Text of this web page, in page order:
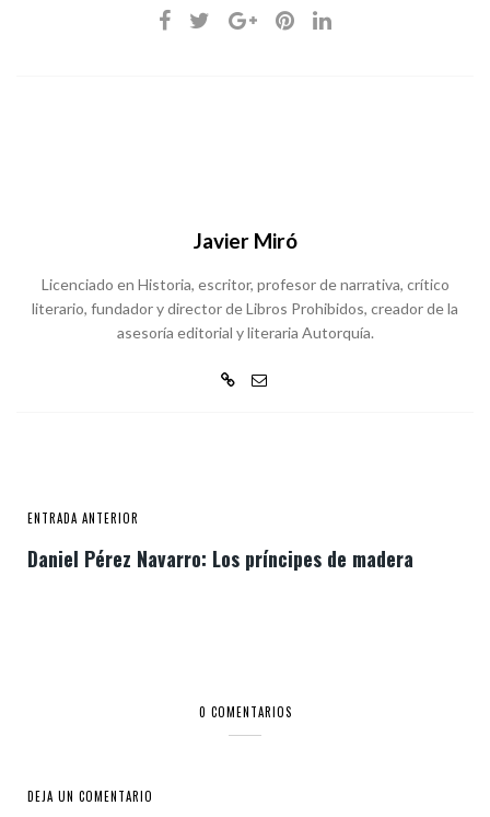
Javier Miró
Licenciado en Historia, escritor, profesor de narrativa, crítico
literario, fundador y director de Libros Prohibidos, creador de la
asesoría editorial y literaria Autorquía.
ENTRADA ANTERIOR
Daniel Pérez Navarro: Los príncipes de madera
0 COMENTARIOS
DEJA UN COMENTARIO